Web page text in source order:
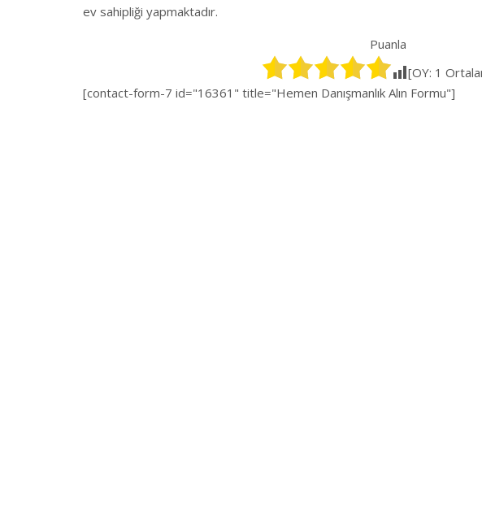
ev sahipliği yapmaktadır.
Puanla
[OY: 1
[contact-form-7 id="16361" title="Hemen Danışmanlık Alın Formu"]